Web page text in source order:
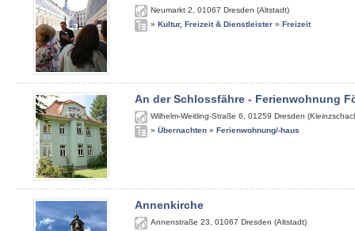
Neumarkt 2 01067 Dresden (Altstadt)
» Kultur, Freizeit & Dienstleister » Freizeit
An der Schlossfähre - Ferienwohnung
Wilhelm-Weitling-Straße 6 01259 Dresden
» Übernachten » Ferienwohnung/-haus
Annenkirche
Annenstraße 23 01067 Dresden (Altstadt)